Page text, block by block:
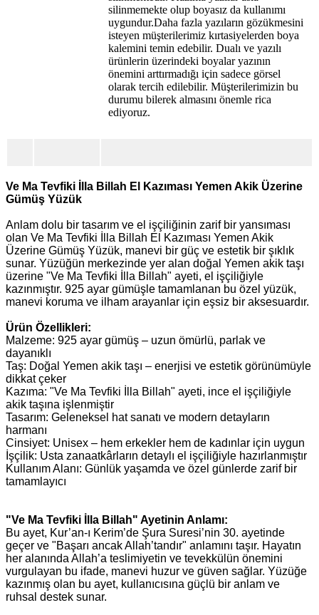
silinmemekte olup boyasız da kullanımı
uygundur.Daha fazla yazıların gözükmesini
isteyen müşterilerimiz kırtasiyelerden boya
kalemini temin edebilir. Dualı ve yazılı
ürünlerin üzerindeki boyalar yazının
önemini arttırmadığı için sadece görsel
olarak tercih edilebilir. Müşterilerimizin bu
durumu bilerek almasını önemle rica
ediyoruz.
Ve Ma Tevfiki İlla Billah El Kazıması Yemen Akik Üzerine
Gümüş Yüzük
Anlam dolu bir tasarım ve el işçiliğinin zarif bir yansıması
olan Ve Ma Tevfiki İlla Billah El Kazıması Yemen Akik
Üzerine Gümüş Yüzük, manevi bir güç ve estetik bir şıklık
sunar. Yüzüğün merkezinde yer alan doğal Yemen akik taşı
üzerine "Ve Ma Tevfiki İlla Billah" ayeti, el işçiliğiyle
kazınmıştır. 925 ayar gümüşle tamamlanan bu özel yüzük,
manevi koruma ve ilham arayanlar için eşsiz bir aksesuardır.
Ürün Özellikleri:
Malzeme: 925 ayar gümüş – uzun ömürlü, parlak ve
dayanıklı
Taş: Doğal Yemen akik taşı – enerjisi ve estetik görünümüyle
dikkat çeker
Kazıma: "Ve Ma Tevfiki İlla Billah" ayeti, ince el işçiliğiyle
akik taşına işlenmiştir
Tasarım: Geleneksel hat sanatı ve modern detayların
harmanı
Cinsiyet: Unisex – hem erkekler hem de kadınlar için uygun
İşçilik: Usta zanaatkârların detaylı el işçiliğiyle hazırlanmıştır
Kullanım Alanı: Günlük yaşamda ve özel günlerde zarif bir
tamamlayıcı
"Ve Ma Tevfiki İlla Billah" Ayetinin Anlamı:
Bu ayet, Kur’an-ı Kerim’de Şura Suresi’nin 30. ayetinde
geçer ve "Başarı ancak Allah’tandır" anlamını taşır. Hayatın
her alanında Allah’a teslimiyetin ve tevekkülün önemini
vurgulayan bu ifade, manevi huzur ve güven sağlar. Yüzüğe
kazınmış olan bu ayet, kullanıcısına güçlü bir anlam ve
ruhsal destek sunar.